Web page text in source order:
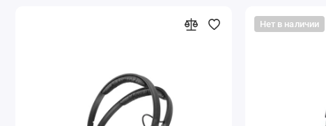
Нет в наличии